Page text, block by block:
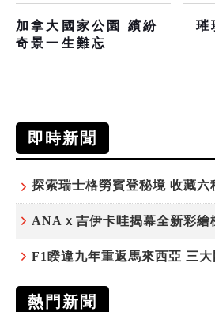
加拿大國家公園 繽紛
奇景一生難忘
璀
即時新聞
熱門新聞